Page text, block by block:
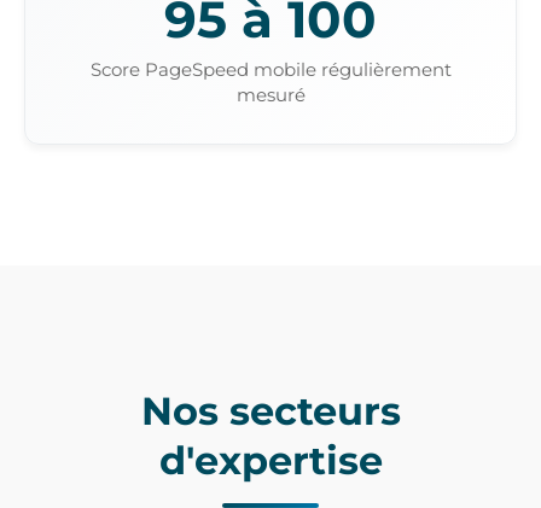
95 à 100
Score PageSpeed mobile régulièrement
mesuré
Nos secteurs
d'expertise